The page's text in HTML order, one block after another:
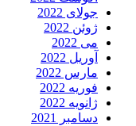
جولای 2022
ژوئن 2022
می 2022
آوریل 2022
مارس 2022
فوریه 2022
ژانویه 2022
دسامبر 2021